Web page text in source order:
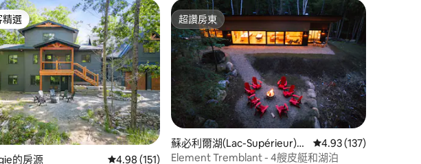
的平均評分（滿分 5 分）
榜首
精選
的房源 從 151 則評價中獲得 4.98 的平均評分（滿分 5 分）
4.98 (151)
超讚房東
超讚房東
蘇必利爾湖(Lac-Supérieur)的
房源
從 137 則評價中獲得
4.93 (137)
Element Tremblant - 4艘皮艇和湖泊